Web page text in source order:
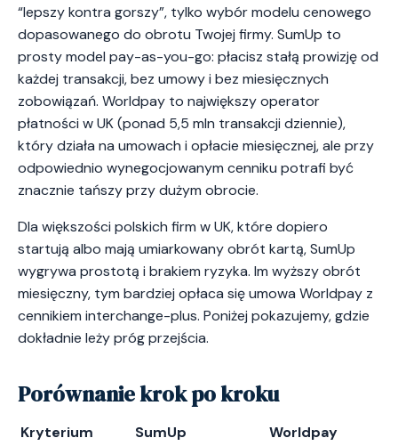
“lepszy kontra gorszy”, tylko wybór modelu cenowego
dopasowanego do obrotu Twojej firmy. SumUp to
prosty model pay-as-you-go: płacisz stałą prowizję od
każdej transakcji, bez umowy i bez miesięcznych
zobowiązań. Worldpay to największy operator
płatności w UK (ponad 5,5 mln transakcji dziennie),
który działa na umowach i opłacie miesięcznej, ale przy
odpowiednio wynegocjowanym cenniku potrafi być
znacznie tańszy przy dużym obrocie.
Dla większości polskich firm w UK, które dopiero
startują albo mają umiarkowany obrót kartą, SumUp
wygrywa prostotą i brakiem ryzyka. Im wyższy obrót
miesięczny, tym bardziej opłaca się umowa Worldpay z
cennikiem interchange-plus. Poniżej pokazujemy, gdzie
dokładnie leży próg przejścia.
Porównanie krok po kroku
Kryterium SumUp
Worldpay